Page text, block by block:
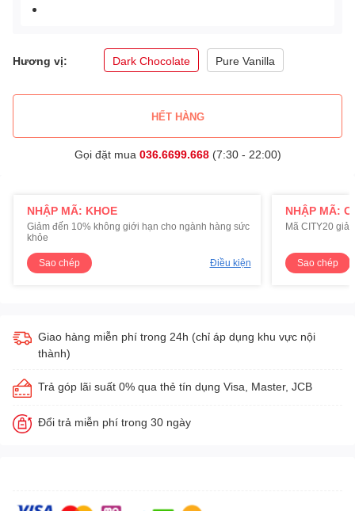
Hương vị: Dark Chocolate Pure Vanilla
HẾT HÀNG
Gọi đặt mua 036.6699.668(7:30 - 22:00)
NHẬP MÃ: KHOE
Giảm đến 10% không giới hạn cho ngành hàng sức
khỏe
Sao chép Điều kiện
NHẬP MÃ:
Mã CITY20
Sao chép
Giao hàng miễn phí trong 24h (chỉ áp dụng khu vực nội
thành)
Trả góp lãi suất 0% qua thẻ tín dụng Visa, Master, JCB
Đổi trả miễn phí trong 30 ngày